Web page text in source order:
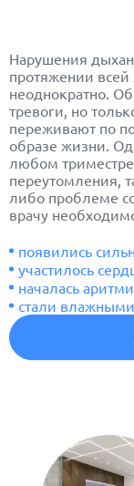
Нарушения
протяжении
неоднократно.
тревоги, но
переживают по
образе жизни.
любом
переутомления,
либо проблеме
врачу
появились
участилось
началась
стали